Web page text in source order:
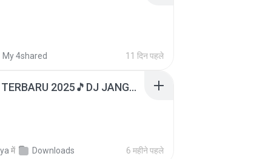
My 4shared 11 दिन पहले
DJ TIKTOK TERBARU 2025🎵DJ JANGAN TUNGGU LAMA LAMA NANTI LAMA LAMA 🎵DJ SEDIA AKU SEBELUM HUJAN
में Downloads 6 महीने पहले